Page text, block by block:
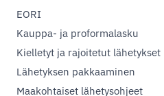
EORI
Kauppa- ja proformalasku
Kielletyt ja rajoitetut lähetykset
Lähetyksen pakkaaminen
Maakohtaiset lähetysohjeet